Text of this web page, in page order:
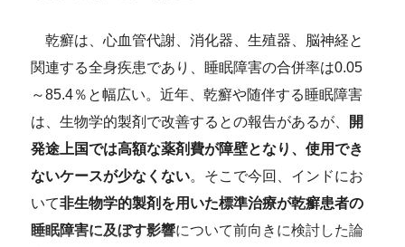
乾癬は、心血管代謝、消化器、生殖器、脳神経と
関連する全身疾患であり、睡眠障害の合併率は0.05
～85.4％と幅広い。近年、乾癬や随伴する睡眠障害
は、生物学的製剤で改善するとの報告があるが、 開
発途上国では高額な薬剤費が障壁となり、使用でき
ないケースが少なくない。そこで今回、インドにお
いて非生物学的製剤を用いた標準治療が乾癬患者の
睡眠障害に及ぼす影響について前向きに検討した論